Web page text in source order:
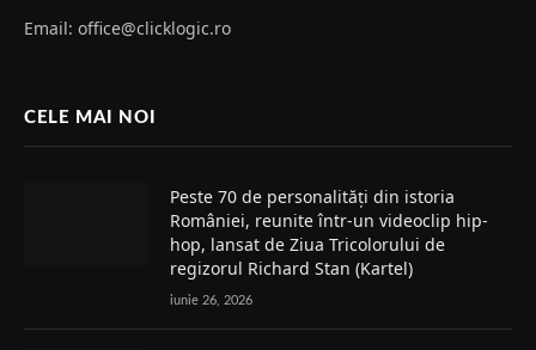
Email: office@clicklogic.ro
CELE MAI NOI
Peste 70 de personalități din istoria
României, reunite într-un videoclip hip-
hop, lansat de Ziua Tricolorului de
regizorul Richard Stan (Kartel)
iunie 26, 2026